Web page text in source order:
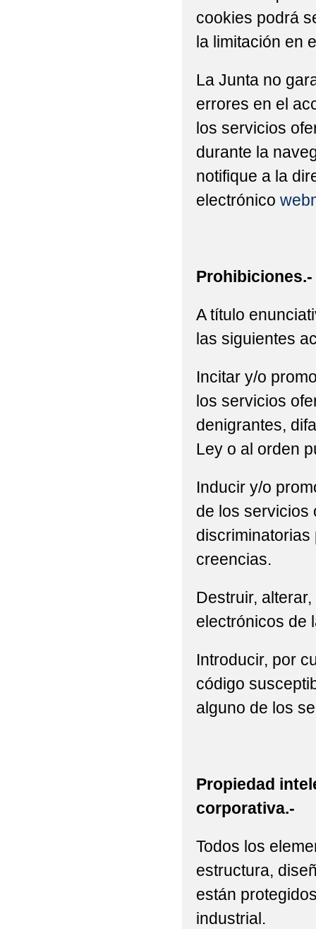
cookies podrá
la limitación en
La Junta no
errores en el
los servicios
durante la
notifique a la
electrónico
Prohibiciones.-
A título
las siguientes
Incitar y/o
los servicios
denigrantes,
Ley o al orden
Inducir y/o
de los servicios
creencias.
Destruir,
electrónicos de
Introducir, por
código
alguno de los
Propiedad
corporativa.-
Todos los
estructura,
están
industrial.